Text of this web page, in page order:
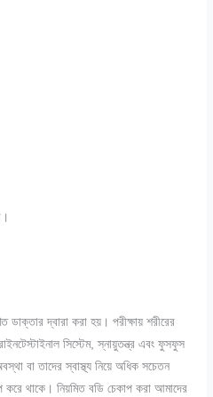
ডাক্তার দ্বারা করা হয়। পরীক্ষায় শরীরের
সিস্টেম,স্নায়ুতন্ত্র এবং ফুসফুস
বা তাদের স্বাস্থ্য নিয়ে অধিক সচেতন
করে থাকে। নিয়মিত বডি চেকাপ করা আমাদের